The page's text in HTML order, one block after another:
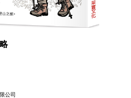
公司